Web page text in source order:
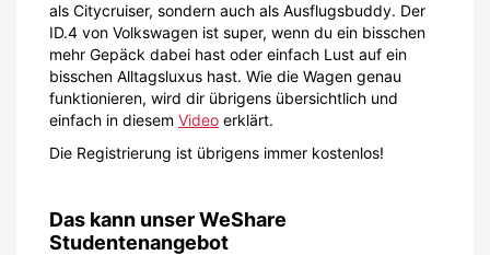
als Citycruiser, sondern auch als Ausflugsbuddy. Der
ID.4 von Volkswagen ist super, wenn du ein bisschen
mehr Gepäck dabei hast oder einfach Lust auf ein
bisschen Alltagsluxus hast. Wie die Wagen genau
funktionieren, wird dir übrigens übersichtlich und
einfach in diesem Video erklärt.
Die Registrierung ist übrigens immer kostenlos!
Das kann unser WeShare
Studentenangebot